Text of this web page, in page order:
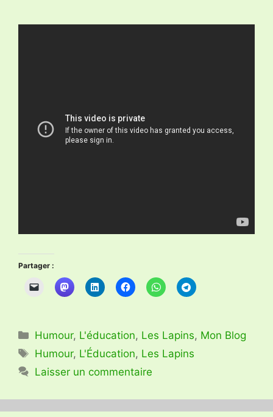
Partager :
Catégories
Humour, L'éducation, Les Lapins, Mon Blog
Étiquettes
Humour, L'Éducation, Les Lapins
Laisser un commentaire